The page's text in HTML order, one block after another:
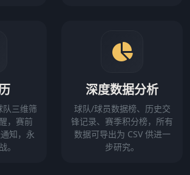
队三维筛
，赛前
知，永
。
深度数据分析
球队/球员数据榜、历史交
锋记录、赛季积分榜，所有
数据可导出为 CSV 供进一
步研究。